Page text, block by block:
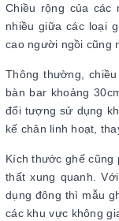
Chiều rộng của các
nhiều giữa các loại
cao người ngồi cũng
Thông thường,
bàn bar khoảng
đối tượng sử dụng
kế chân linh hoạt,
Kích thước ghế cũng
thất xung quanh.
dụng đông thì mẫu
các khu vực không